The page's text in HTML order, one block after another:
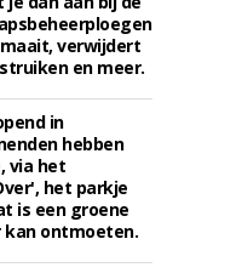
verwijdert
en meer.
in
hebben
via het
het parkje
is een groene
kan ontmoeten.